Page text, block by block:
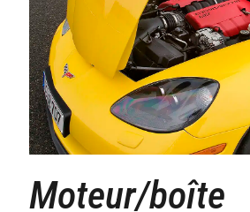
Moteur/boîte